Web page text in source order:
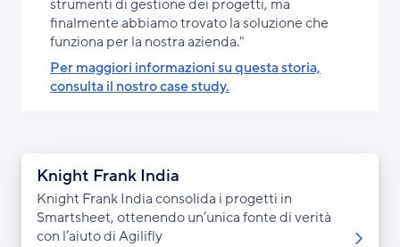
strumenti di gestione dei progetti, ma
finalmente abbiamo trovato la soluzione che
funziona per la nostra azienda."
Per maggiori informazioni su questa storia,
consulta il nostro case study.
Knight Frank India
Knight Frank India consolida i progetti in
Smartsheet, ottenendo un’unica fonte di verità
con l’aiuto di Agilifly